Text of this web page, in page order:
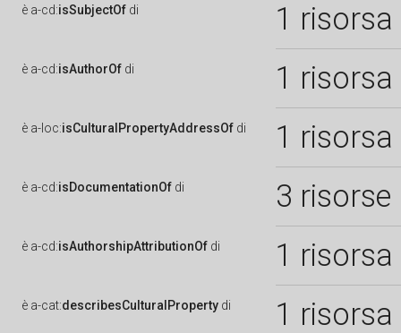
è a-cd:isSubjectOf di 1 risorsa
è a-cd:isAuthorOf di 1 risorsa
è a-loc:isCulturalPropertyAddressOf di 1 risorsa
è a-cd:isDocumentationOf di 3 risorse
è a-cd:isAuthorshipAttributionOf di 1 risorsa
è a-cat:describesCulturalProperty di 1 risorsa